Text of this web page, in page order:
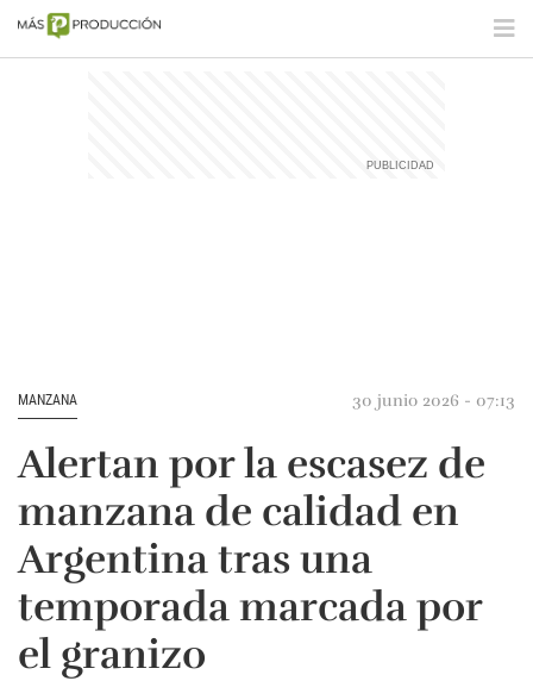
MANZANA 30 junio 2026 - 07:13
Alertan por la escasez de
manzana de calidad en
Argentina tras una
temporada marcada por
el granizo